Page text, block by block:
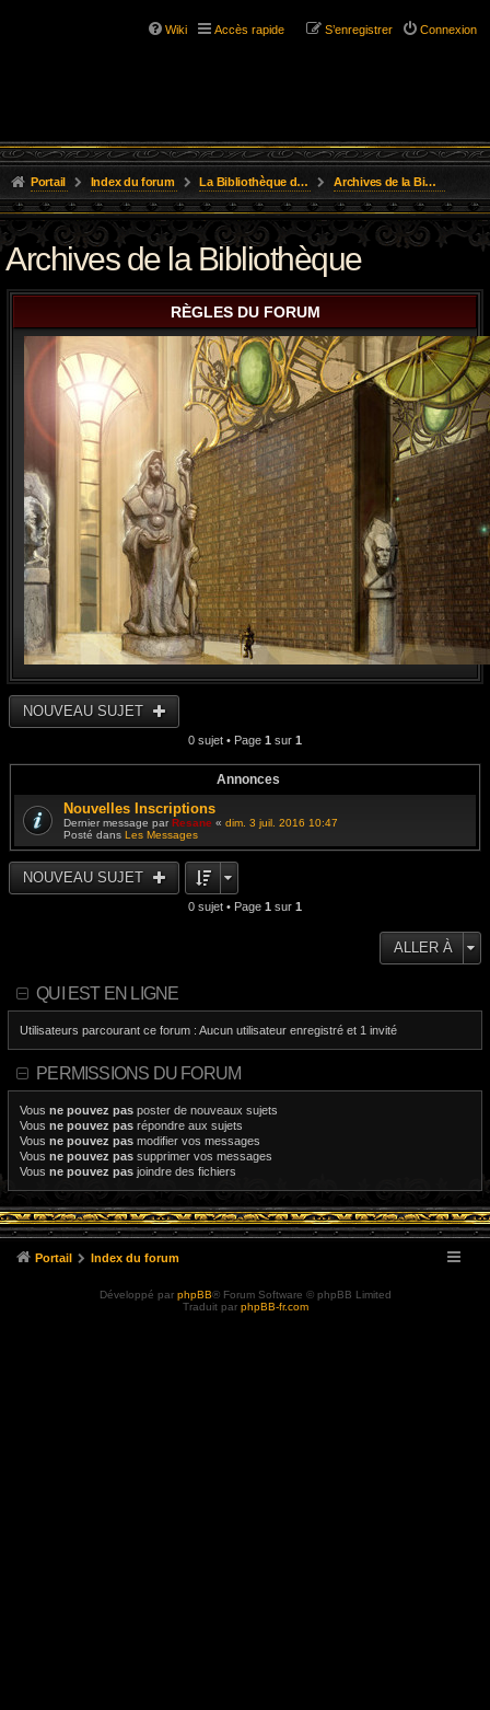
Wiki Accès rapide Connexion
S’enregistrer
Portail Index du forum La Bibliothèque de l'Aube Archives de la Bibliothèque
Archives de la Bibliothèque
RÈGLES DU FORUM
NOUVEAU SUJET
0 sujet • Page 1 sur 1
Annonces
Nouvelles Inscriptions
Dernier message parResane « dim. 3 juil. 2016 10:47
Posté dans Les Messages
NOUVEAU SUJET
0 sujet • Page 1 sur 1
ALLER À
QUI EST EN LIGNE
Utilisateurs parcourant ce forum : Aucun utilisateur enregistré et 1 invité
PERMISSIONS DU FORUM
Vous ne pouvez pas poster de nouveaux sujets
Vous ne pouvez pas répondre aux sujets
Vous ne pouvez pas modifier vos messages
Vous ne pouvez pas supprimer vos messages
Vous ne pouvez pas joindre des fichiers
Portail Index du forum
Développé par phpBB® Forum Software © phpBB Limited
Traduit par phpBB-fr.com